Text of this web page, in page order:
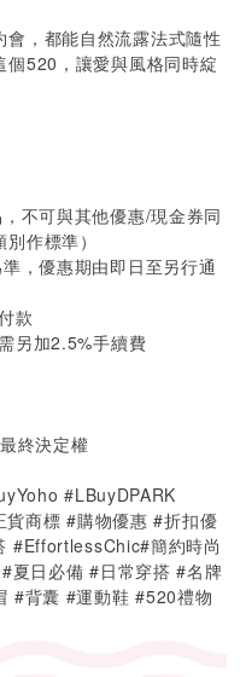
，都能自然流露法式隨性
個520，讓愛與風格同時綻
不可與其他優惠/現金券同
作標準）
，優惠期由即日至另行通
款
另加2.5%手續費
終決定權
#LBuyDPARK
商標 #購物優惠 #折扣優
#EffortlessChic#簡約時尚
夏日必備 #日常穿搭#名牌
#背囊 #運動鞋#520禮物